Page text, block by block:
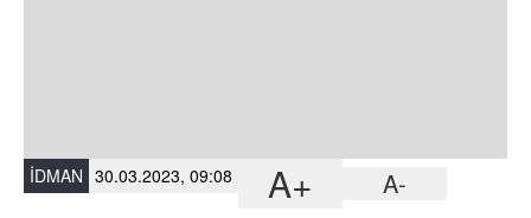
İDMAN 30.03.2023, 09:08 A+ A-